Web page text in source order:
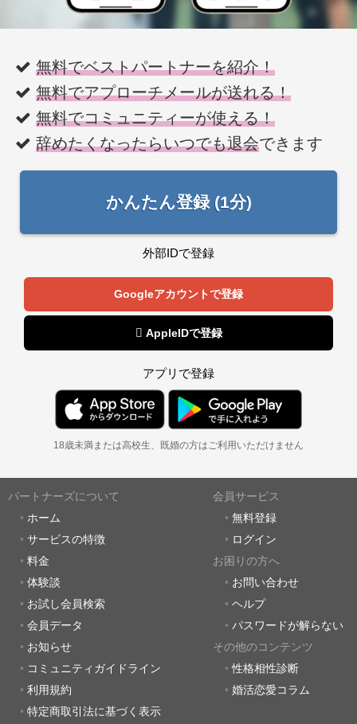
無料でベストパートナーを紹介！
無料でアプローチメールが送れる！
無料でコミュニティーが使える！
辞めたくなったらいつでも退会できます
かんたん登録 (1分)
外部IDで登録
Googleアカウントで登録
 AppleIDで登録
アプリで登録
18歳未満または高校生、既婚の方はご利用いただけません
パートナーズについて
ホーム
サービスの特徴
料金
体験談
お試し会員検索
会員データ
お知らせ
コミュニティガイドライン
利用規約
特定商取引法に基づく表示
会員サービス
無料登録
ログイン
お困りの方へ
お問い合わせ
ヘルプ
パスワードが解らない
その他のコンテンツ
性格相性診断
婚活恋愛コラム